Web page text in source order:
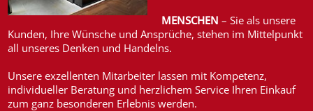
MENSCHEN – Sie als unsere
Kunden, Ihre Wünsche und Ansprüche, stehen im Mittelpunkt
all unseres Denken und Handelns.
Unsere exzellenten Mitarbeiter lassen mit Kompetenz,
individueller Beratung und herzlichem Service Ihren Einkauf
zum ganz besonderen Erlebnis werden.